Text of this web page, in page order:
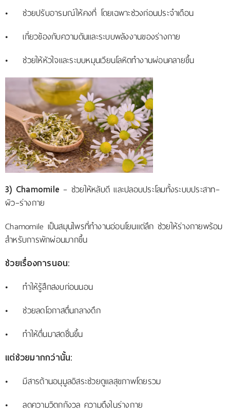
• ช่วยปรับอารมณ์ให้คงที่ โดยเฉพาะช่วงก่อนประจำเดือน
• เกี่ยวข้องกับความดันและระบบพลังงานของร่างกาย
• ช่วยให้หัวใจและระบบหมุนเวียนโลหิตทำงานผ่อนคลายขึ้น
3) Chamomile – ช่วยให้หลับดี และปลอบประโลมทั้งระบบประสาท–
ผิว–ร่างกาย
Chamomile เป็นสมุนไพรที่ทำงานอ่อนโยนแต่ลึก ช่วยให้ร่างกายพร้อม
สำหรับการพักผ่อนมากขึ้น
ช่วยเรื่องการนอน:
• ทำให้รู้สึกสงบก่อนนอน
• ช่วยลดโอกาสตื่นกลางดึก
• ทำให้ตื่นมาสดชื่นขึ้น
แต่ช่วยมากกว่านั้น:
• มีสารต้านอนุมูลอิสระช่วยดูแลสุขภาพโดยรวม
• ลดความวิตกกังวล ความตึงในร่างกาย